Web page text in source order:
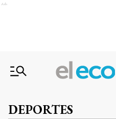
Ads
DEPORTES